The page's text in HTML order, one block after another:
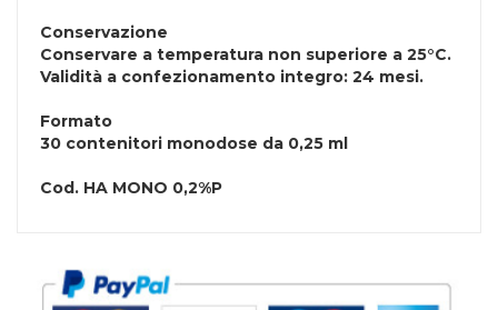
Conservazione
Conservare a temperatura non superiore a 25°C.
Validità a confezionamento integro: 24 mesi.
Formato
30 contenitori monodose da 0,25 ml
Cod. HA MONO 0,2%P